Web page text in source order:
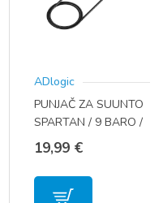
ADlogic
PUNJAČ ZA SUUNTO
SPARTAN / 9 BARO /
D5 / AMBIT 4
19,99 €